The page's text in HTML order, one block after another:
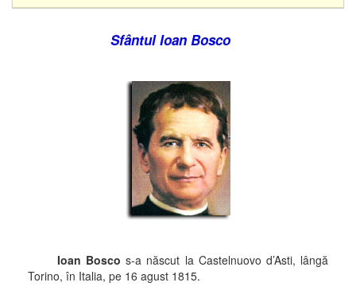
Sfântul Ioan Bosco
Ioan Boscos-a născut la Castelnuovo d’Asti, lângă
Torino, în Italia, pe 16 agust 1815.